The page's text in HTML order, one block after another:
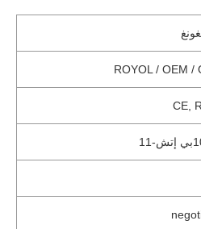
ROYOL / OEM /
CE,